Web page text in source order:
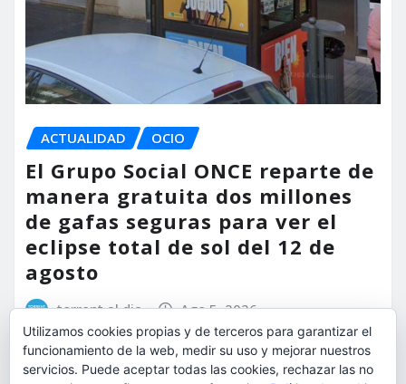
ACTUALIDAD OCIO
El Grupo Social ONCE reparte de
manera gratuita dos millones
de gafas seguras para ver el
eclipse total de sol del 12 de
agosto
torrent al dia Ago 5, 2026
Utilizamos cookies propias y de terceros para garantizar el
funcionamiento de la web, medir su uso y mejorar nuestros
servicios. Puede aceptar todas las cookies, rechazar las no